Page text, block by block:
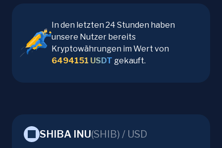
In den letzten 24 Stunden haben
unsere Nutzer bereits
Kryptowährungen im Wert von
6494151 USDT gekauft.
SHIBA INU(SHIB) / USD